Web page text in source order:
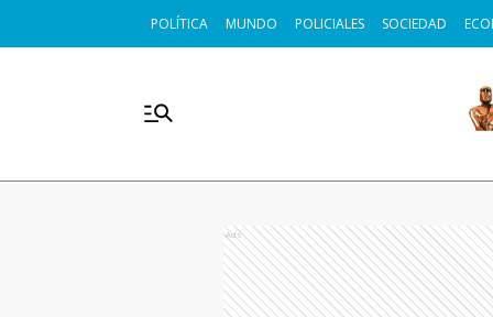
POLÍTICA MUNDO POLICIALES SOCIEDAD
Ads